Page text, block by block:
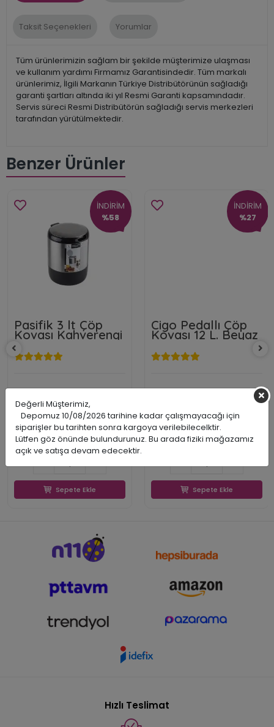
Taksit Seçenekleri Yorumlar
Tüm ürünlerimizin sağlam bir şekilde müşterimize ulaşması
ve kullanım yardımı Firmamız Garantisindedir. Tüm markalı
ürünlerimiz, İlgili Markanın Türkiye Distribütörünün sağladığı
garanti şartları altında iki yıl Resmi Garanti kapsamındadır.
Servis süreci Resmi Distribütörün sağladığı servis merkezleri
tarafından yürütülmektedir.
Benzer Ürünler
İNDİRİM
%58
Pasifik 3 lt Çöp
Kovası Kahverengi
PRDME2910
8695024062985
569,51 TL
239,34 TL
239,34 TL
Sepete Ekle
İNDİRİM
%27
Cigo Pedallı Çöp
Kovası 12 L. Beyaz
8695024490610
2.698,05 TL
1.959,11 TL
BEDAVA
Sepete Ekle
Hızlı Teslimat
Değerli Müşterimiz,
Depomuz 10/08/2026 tarihine kadar çalışmayacağı için
siparişler bu tarihten sonra kargoya verilebilecelktir.
Lütfen göz önünde bulundurunuz. Bu arada fiziki mağazamız
açık ve satışa devam edecektir.